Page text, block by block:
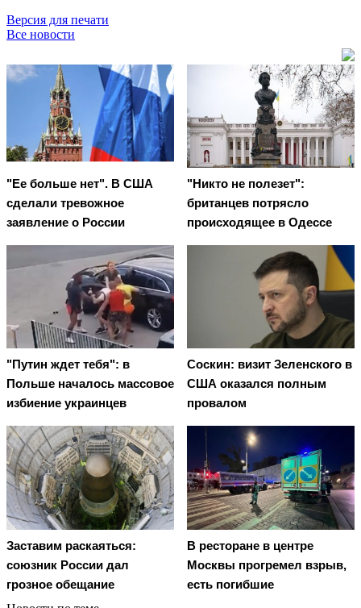
Версия для печати
Все новости
"Ее больше нет". В США
сделали тревожное
заявление о России
"Никто не полезет":
британцев потрясло
происходящее в Одессе
"Путин ждет тебя": в
Польше началось массовое
избиение украинцев
Соскин: визит Зеленского в
США оказался полным
провалом
Заставим раскаяться:
союзник России дал
грозное обещание
В ресторане в центре
Москвы прогремел взрыв,
есть погибшие